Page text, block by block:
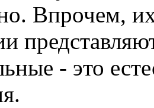
Впрочем,
- это